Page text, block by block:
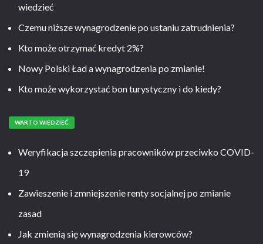
wiedzieć
Czemu niższe wynagrodzenie po ustaniu zatrudnienia?
Kto może otrzymać kredyt 2%?
Nowy Polski Ład a wynagrodzenia po zmianie!
Kto może wykorzystać bon turystyczny i do kiedy?
WARTO WIEDZIEĆ
Weryfikacja szczepienia pracowników przeciwko COVID-
19
Zawieszenie i zmniejszenie renty socjalnej po zmianie
zasad
Jak zmienią się wynagrodzenia kierowców?